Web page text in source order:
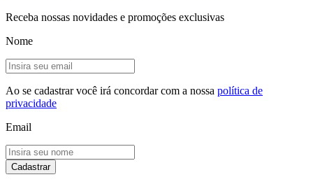
Receba nossas novidades e promoções exclusivas
Nome
Ao se cadastrar você irá concordar com a nossa política de
privacidade
Email
Cadastrar